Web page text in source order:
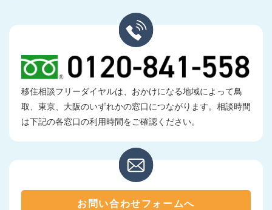
移住相談フリーダイヤルは、おかけになる地域によって鳥
取、東京、大阪のいずれかの窓口につながります。相談時間
は下記の各窓口の利用時間をご確認ください。
お問い合わせフォームへ